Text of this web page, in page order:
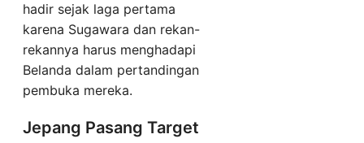
hadir sejak laga pertama
karena Sugawara dan rekan-
rekannya harus menghadapi
Belanda dalam pertandingan
pembuka mereka.
Jepang Pasang Target